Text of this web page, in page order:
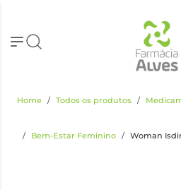
Home Todos os produtos
Bem-Estar Feminino Woman